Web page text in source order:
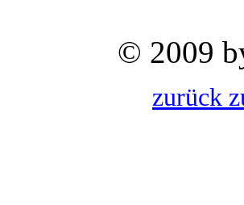
© 2009
zurück